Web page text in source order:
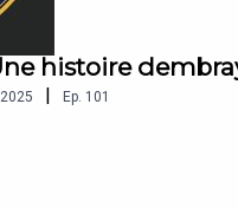
histoire
| Ep. 101